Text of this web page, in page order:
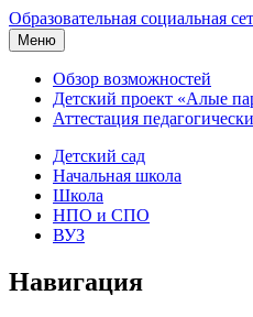
Образовательная социальная
Меню
Обзор возможностей
Детский проект «Алые
Аттестация
Детский сад
Начальная школа
Школа
НПО и СПО
ВУЗ
Навигация